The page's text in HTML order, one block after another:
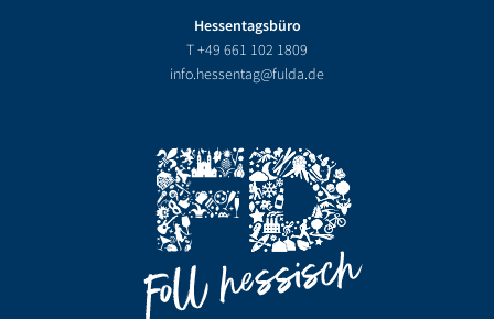
Hessentagsbüro
T+49 661 102 1809
info.hessentag@fulda.de